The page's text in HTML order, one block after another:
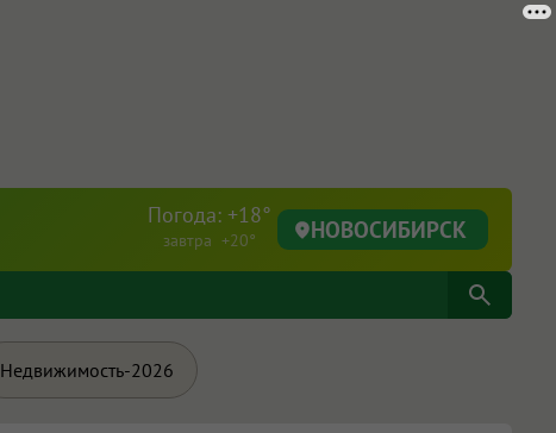
Погода: +18°
завтра +20° НОВОСИБИРСК
Недвижимость-2026